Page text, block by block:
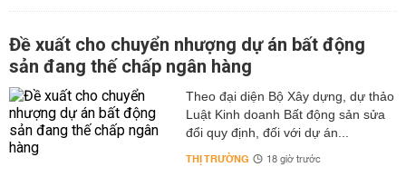
Đề xuất cho chuyển nhượng dự án bất động
sản đang thế chấp ngân hàng
Theo đại diện Bộ Xây dựng, dự thảo
Luật Kinh doanh Bất động sản sửa
đổi quy định, đối với dự án...
THỊ TRƯỜNG 18 giờ trước